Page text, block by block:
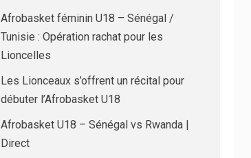
Afrobasket féminin U18 – Sénégal /
Tunisie : Opération rachat pour les
Lioncelles
Les Lionceaux s’offrent un récital pour
débuter l’Afrobasket U18
Afrobasket U18 – Sénégal vs Rwanda |
Direct